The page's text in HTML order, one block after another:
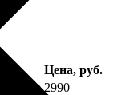
Цена, руб.
2990